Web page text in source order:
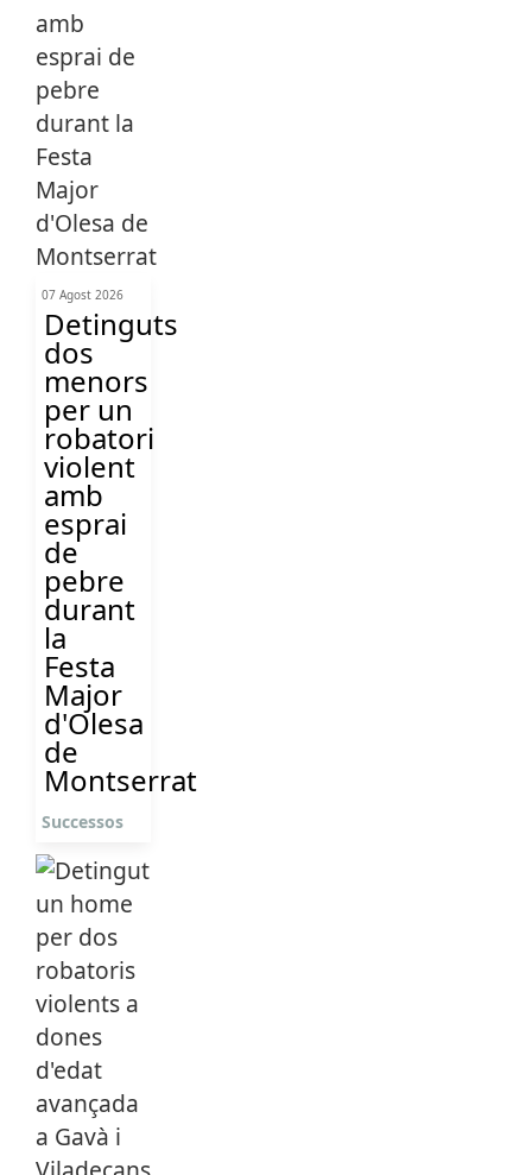
07 Agost 2026
Detinguts
dos
menors
per un
robatori
violent
amb
esprai
de
pebre
durant
la
Festa
Major
d'Olesa
de
Montserrat
Successos